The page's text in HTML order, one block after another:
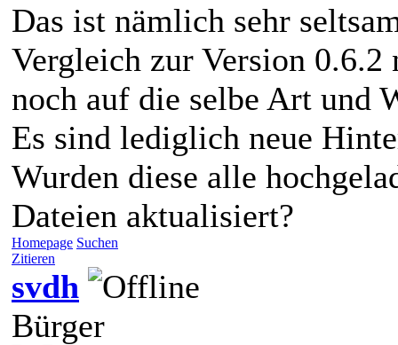
Das ist nämlich sehr
Vergleich zur Version
noch auf die selbe Art und
Es sind lediglich neue
Wurden diese alle
Dateien aktualisiert?
Homepage Suchen
Zitieren
svdh
Bürger